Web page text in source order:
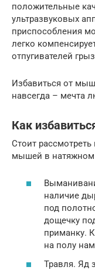
положительные
ультразвуковых
приспособления
легко
отпугивателей
Избавиться от
навсегда – мечта
Как
Стоит
мышей в натяжном
наличие
под
дощечку
приманку.
на полу
Травля. Яд